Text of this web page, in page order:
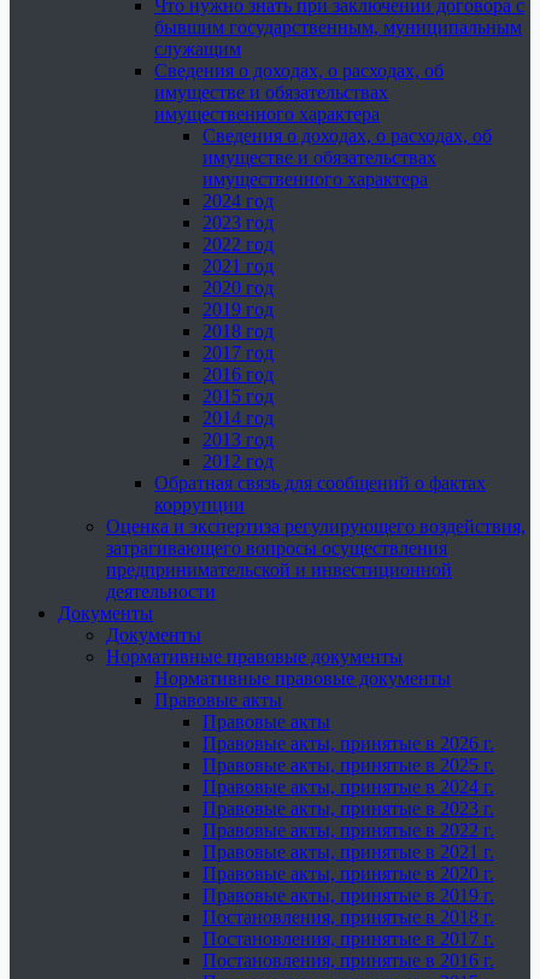
Что нужно знать при заключении договора с
бывшим государственным, муниципальным
служащим
Сведения о доходах, о расходах, об
имуществе и обязательствах
имущественного характера
Сведения о доходах, о расходах, об
имуществе и обязательствах
имущественного характера
2024 год
2023 год
2022 год
2021 год
2020 год
2019 год
2018 год
2017 год
2016 год
2015 год
2014 год
2013 год
2012 год
Обратная связь для сообщений о фактах
коррупции
Оценка и экспертиза регулирующего воздействия,
затрагивающего вопросы осуществления
предпринимательской и инвестиционной
деятельности
Документы
Документы
Нормативные правовые документы
Нормативные правовые документы
Правовые акты
Правовые акты
Правовые акты, принятые в 2026 г.
Правовые акты, принятые в 2025 г.
Правовые акты, принятые в 2024 г.
Правовые акты, принятые в 2023 г.
Правовые акты, принятые в 2022 г.
Правовые акты, принятые в 2021 г.
Правовые акты, принятые в 2020 г.
Правовые акты, принятые в 2019 г.
Постановления, принятые в 2018 г.
Постановления, принятые в 2017 г.
Постановления, принятые в 2016 г.